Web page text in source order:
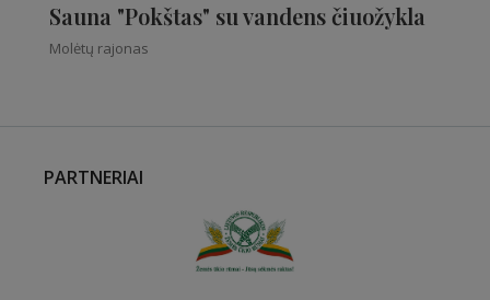
Sauna "Pokštas" su vandens čiuožykla
Molėtų rajonas
PARTNERIAI